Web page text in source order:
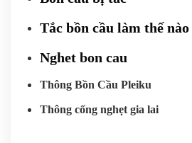
Tắc bồn cầu làm thế nào
Nghet bon cau
Thông Bồn Cầu Pleiku
Thông cống nghẹt gia lai